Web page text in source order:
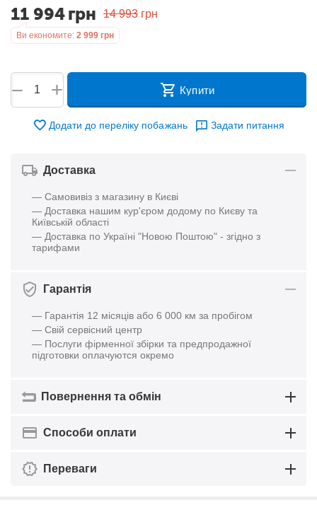
14 993 грн
11 994грн
Ви економите: 2 999 грн
+
− Купити
Додати до переліку побажань Задати питання
Доставка
— Самовивіз з магазину в Києві
— Доставка нашим кур'єром додому по Києву та
Київській області
— Доставка по Україні "Новою Поштою" - згідно з
тарифами
Гарантія
— Гарантія 12 місяців або 6 000 км за пробігом
— Свій сервісний центр
— Послуги фірменної збірки та предпродажної
підготовки оплачуются окремо
Повернення та обмін
Способи оплати
Переваги